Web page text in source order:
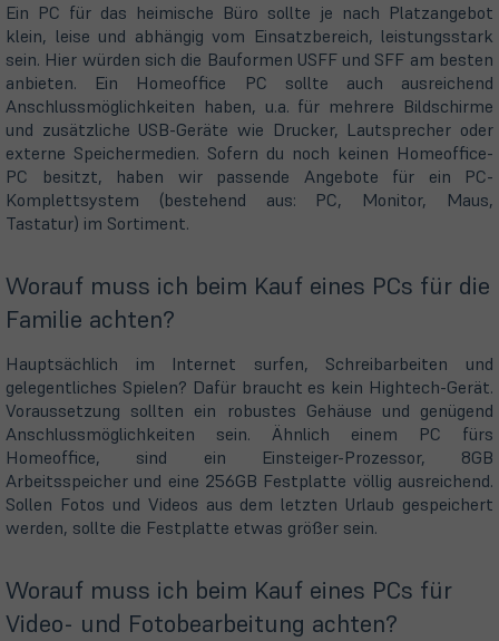
Ein PC für das heimische Büro sollte je nach Platzangebot
klein, leise und abhängig vom Einsatzbereich, leistungsstark
sein. Hier würden sich die Bauformen USFF und SFF am besten
anbieten. Ein Homeoffice PC sollte auch ausreichend
Anschlussmöglichkeiten haben, u.a. für mehrere Bildschirme
und zusätzliche USB-Geräte wie Drucker, Lautsprecher oder
externe Speichermedien. Sofern du noch keinen Homeoffice-
PC besitzt, haben wir passende Angebote für ein PC-
Komplettsystem (bestehend aus: PC, Monitor, Maus,
Tastatur) im Sortiment.
Worauf muss ich beim Kauf eines PCs für die
Familie achten?
Hauptsächlich im Internet surfen, Schreibarbeiten und
gelegentliches Spielen? Dafür braucht es kein Hightech-Gerät.
Voraussetzung sollten ein robustes Gehäuse und genügend
Anschlussmöglichkeiten sein. Ähnlich einem PC fürs
Homeoffice, sind ein Einsteiger-Prozessor, 8GB
Arbeitsspeicher und eine 256GB Festplatte völlig ausreichend.
Sollen Fotos und Videos aus dem letzten Urlaub gespeichert
werden, sollte die Festplatte etwas größer sein.
Worauf muss ich beim Kauf eines PCs für
Video- und Fotobearbeitung achten?